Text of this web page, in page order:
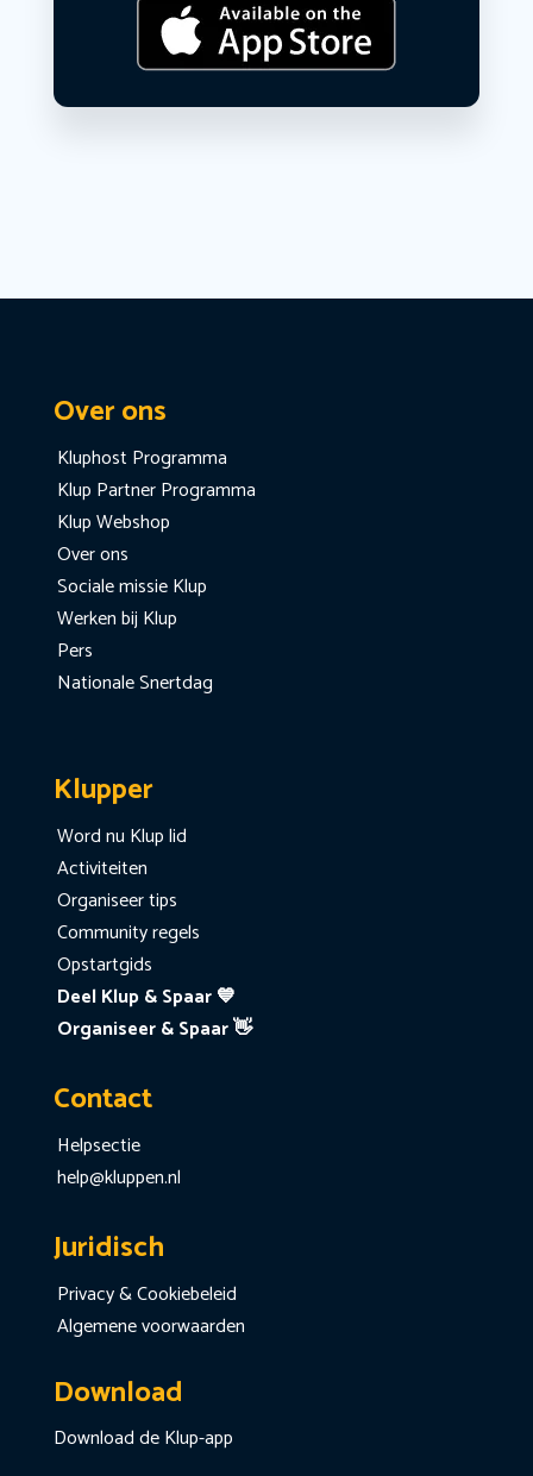
Over ons
Kluphost Programma
Klup Partner Programma
Klup Webshop
Over ons
Sociale missie Klup
Werken bij Klup
Pers
Nationale Snertdag
Klupper
Word nu Klup lid
Activiteiten
Organiseer tips
Community regels
Opstartgids
Deel Klup & Spaar 💙
Organiseer & Spaar 👋
Contact
Helpsectie
help@kluppen.nl
Juridisch
Privacy & Cookiebeleid
Algemene voorwaarden
Download
Download de Klup-app